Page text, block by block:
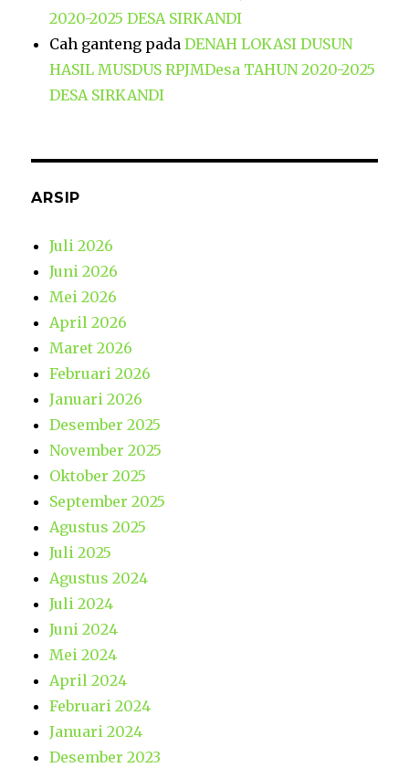
2020-2025 DESA SIRKANDI
Cah ganteng padaDENAH LOKASI DUSUN
HASIL MUSDUS RPJMDesa TAHUN 2020-2025
DESA SIRKANDI
ARSIP
Juli 2026
Juni 2026
Mei 2026
April 2026
Maret 2026
Februari 2026
Januari 2026
Desember 2025
November 2025
Oktober 2025
September 2025
Agustus 2025
Juli 2025
Agustus 2024
Juli 2024
Juni 2024
Mei 2024
April 2024
Februari 2024
Januari 2024
Desember 2023